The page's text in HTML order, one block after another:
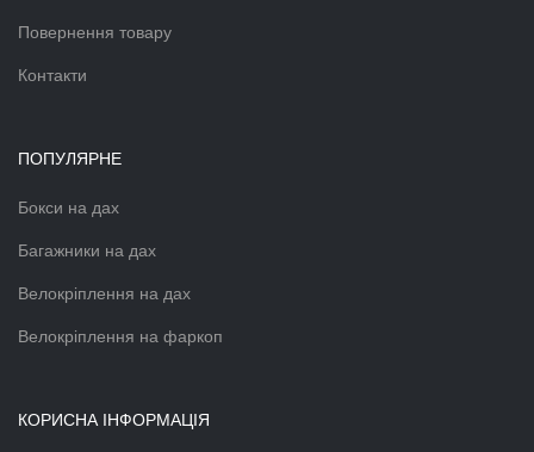
Повернення товару
Контакти
ПОПУЛЯРНЕ
Бокси на дах
Багажники на дах
Велокріплення на дах
Велокріплення на фаркоп
КОРИСНА ІНФОРМАЦІЯ